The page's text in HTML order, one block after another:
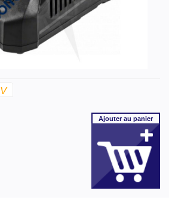
V
Ajouterau panier